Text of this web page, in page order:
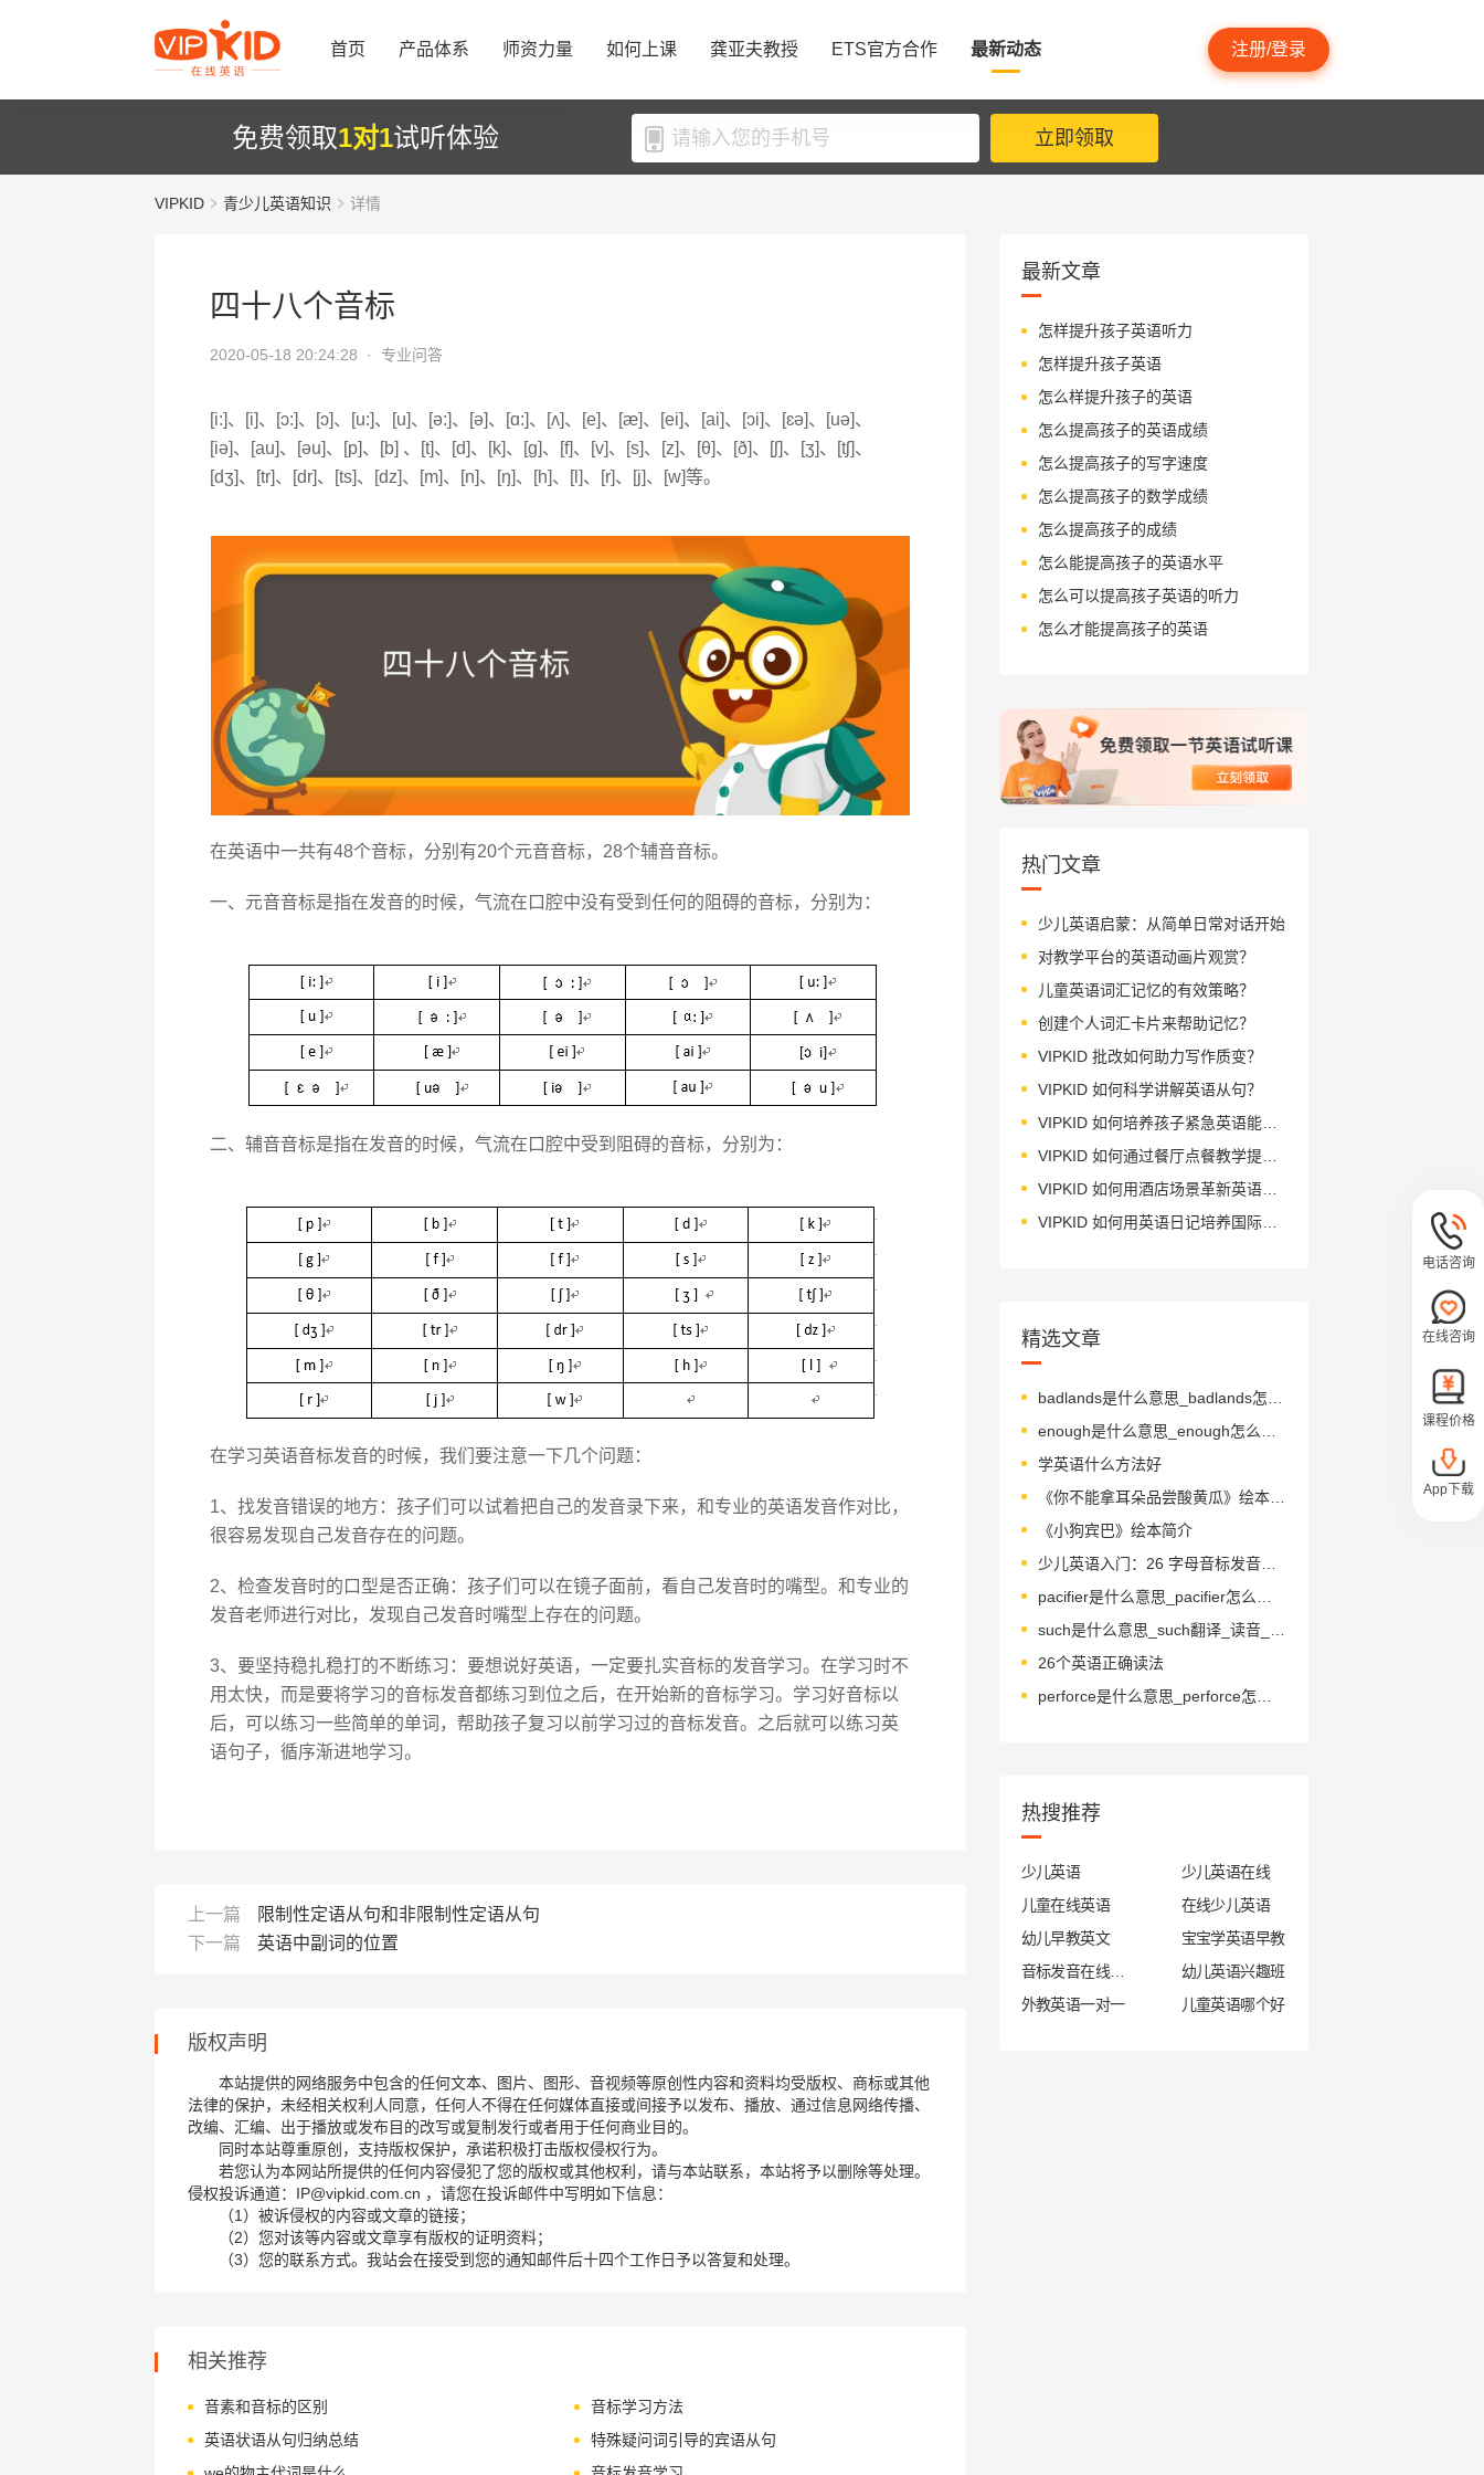
首页 产品体系 师资力量 如何上课 龚亚夫教授 ETS官方合作 最新动态 注册/登录
免费领取1对1试听体验 立即领取
VIPKID 青少儿英语知识 详情
四十八个音标
2020-05-18 20:24:28 · 专业问答
[i:]、[i]、[ɔ:]、[ɔ]、[u:]、[u]、[ə:]、[ə]、[ɑ:]、[ʌ]、[e]、[æ]、[ei]、[ai]、[ɔi]、[ɛə]、[uə]、
[iə]、[au]、[əu]、[p]、[b] 、[t]、[d]、[k]、[g]、[f]、[v]、[s]、[z]、[θ]、[ð]、[ʃ]、[ʒ]、[tʃ]、
[dʒ]、[tr]、[dr]、[ts]、[dz]、[m]、[n]、[ŋ]、[h]、[l]、[r]、[j]、[w]等。
在英语中一共有48个音标，分别有20个元音音标，28个辅音音标。
一、元音音标是指在发音的时候，气流在口腔中没有受到任何的阻碍的音标，分别为：
二、辅音音标是指在发音的时候，气流在口腔中受到阻碍的音标，分别为：
在学习英语音标发音的时候，我们要注意一下几个问题：
1、找发音错误的地方：孩子们可以试着把自己的发音录下来，和专业的英语发音作对比，
很容易发现自己发音存在的问题。
2、检查发音时的口型是否正确：孩子们可以在镜子面前，看自己发音时的嘴型。和专业的
发音老师进行对比，发现自己发音时嘴型上存在的问题。
3、要坚持稳扎稳打的不断练习：要想说好英语，一定要扎实音标的发音学习。在学习时不
用太快，而是要将学习的音标发音都练习到位之后，在开始新的音标学习。学习好音标以
后，可以练习一些简单的单词，帮助孩子复习以前学习过的音标发音。之后就可以练习英
语句子，循序渐进地学习。
上一篇
限制性定语从句和非限制性定语从句
下一篇
英语中副词的位置
版权声明
本站提供的网络服务中包含的任何文本、图片、图形、音视频等原创性内容和资料均受版权、商标或其他
法律的保护，未经相关权利人同意，任何人不得在任何媒体直接或间接予以发布、播放、通过信息网络传播、
改编、汇编、出于播放或发布目的改写或复制发行或者用于任何商业目的。
同时本站尊重原创，支持版权保护，承诺积极打击版权侵权行为。
若您认为本网站所提供的任何内容侵犯了您的版权或其他权利，请与本站联系，本站将予以删除等处理。
侵权投诉通道：IP@vipkid.com.cn ，请您在投诉邮件中写明如下信息：
（1）被诉侵权的内容或文章的链接；
（2）您对该等内容或文章享有版权的证明资料；
（3）您的联系方式。我站会在接受到您的通知邮件后十四个工作日予以答复和处理。
相关推荐
音素和音标的区别
音标学习方法
英语状语从句归纳总结
特殊疑问词引导的宾语从句
最新文章
怎样提升孩子英语听力
怎样提升孩子英语
怎么样提升孩子的英语
怎么提高孩子的英语成绩
怎么提高孩子的写字速度
怎么提高孩子的数学成绩
怎么提高孩子的成绩
怎么能提高孩子的英语水平
怎么可以提高孩子英语的听力
怎么才能提高孩子的英语
热门文章
少儿英语启蒙：从简单日常对话开始
对教学平台的英语动画片观赏？
儿童英语词汇记忆的有效策略？
创建个人词汇卡片来帮助记忆？
VIPKID 批改如何助力写作质变？
VIPKID 如何科学讲解英语从句？
VIPKID 如何培养孩子紧急英语能力？
VIPKID 如何通过餐厅点餐教学提升少儿英语应用能力？
VIPKID 如何用酒店场景革新英语教学？
VIPKID 如何用英语日记培养国际化人才？
精选文章
学英语什么方法好
《你不能拿耳朵品尝酸黄瓜》绘本简介
《小狗宾巴》绘本简介
少儿英语入门：26 字母音标发音对照
26个英语正确读法
热搜推荐
少儿英语
少儿英语在线
儿童在线英语
在线少儿英语
幼儿早教英文
宝宝学英语早教
幼儿英语兴趣班
外教英语一对一
儿童英语哪个好
电话咨询
在线咨询
课程价格
App下载